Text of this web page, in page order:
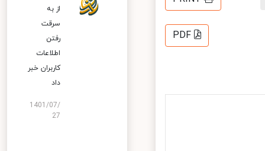
PDF
از به
سرقت
رفتن
اطلاعات
کاربران خبر
داد
1401/07/
27